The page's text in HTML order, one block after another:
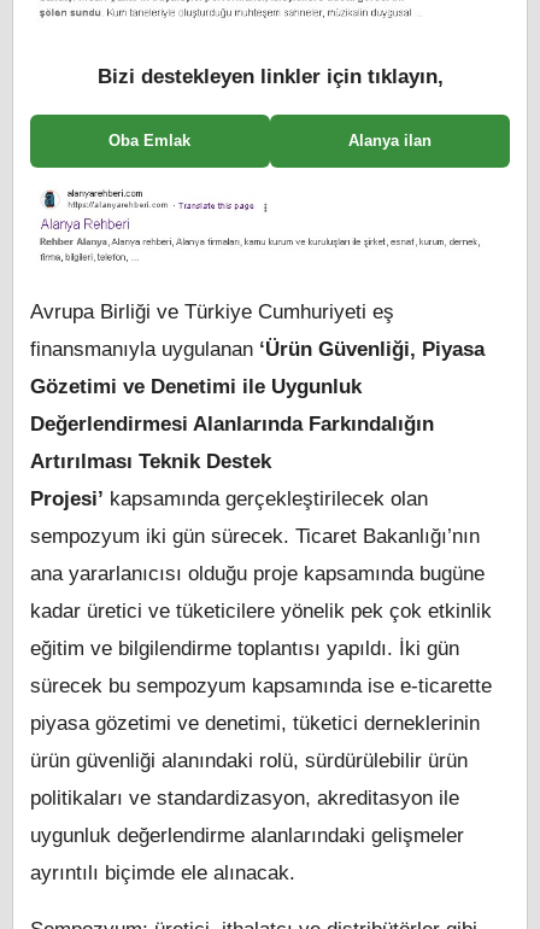
Bizi destekleyen linkler için tıklayın,
Oba Emlak Alanya ilan
Avrupa Birliği ve Türkiye Cumhuriyeti eş
finansmanıyla uygulanan ‘Ürün Güvenliği, Piyasa
Gözetimi ve Denetimi ile Uygunluk
Değerlendirmesi Alanlarında Farkındalığın
Artırılması Teknik Destek
Projesi’ kapsamında gerçekleştirilecek olan
sempozyum iki gün sürecek. Ticaret Bakanlığı’nın
ana yararlanıcısı olduğu proje kapsamında bugüne
kadar üretici ve tüketicilere yönelik pek çok etkinlik
eğitim ve bilgilendirme toplantısı yapıldı. İki gün
sürecek bu sempozyum kapsamında ise e-ticarette
piyasa gözetimi ve denetimi, tüketici derneklerinin
ürün güvenliği alanındaki rolü, sürdürülebilir ürün
politikaları ve standardizasyon, akreditasyon ile
uygunluk değerlendirme alanlarındaki gelişmeler
ayrıntılı biçimde ele alınacak.